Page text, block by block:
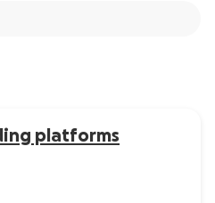
platforms